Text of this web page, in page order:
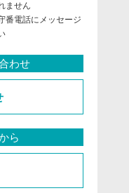
ません
番電話にメッセージ
わせ
ら